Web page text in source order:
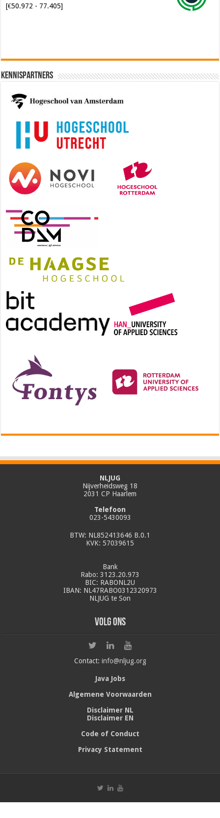
[€50.972 - 77.405]
Kennispartners
NLJUG
Nijverheidsweg 18
2031 CP Haarlem
Telefoon
023-5430093
BTW: NL852413646 B.0.1
KVK: 57039615
Bank
Rabo: 3123.20.973
BIC: RABONL2U
IBAN: NL47RABO0312320973
NLJUG te Son
Volg ons
Contact: info@nljug.org
Java Jobs
Algemene Voorwaarden
Disclaimer NL
Disclaimer EN
Code of Conduct
Privacy Statement